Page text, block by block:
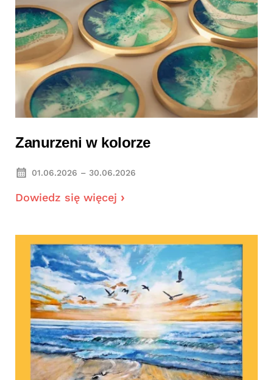
Zanurzeni w kolorze
01.06.2026 – 30.06.2026
Dowiedz się więcej